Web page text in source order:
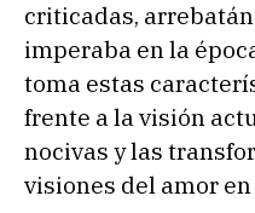
criticadas,
imperaba en la
toma estas
frente a la visión
nocivas y las
visiones del amor